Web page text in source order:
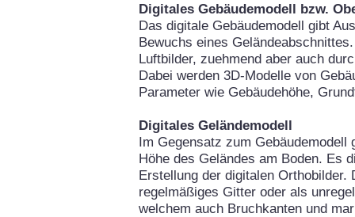
Digitales Gebäudemodell bzw.
Das digitale Gebäudemodell gibt
Bewuchs eines
Luftbilder, zuehmend aber auch
Dabei werden 3D-Modelle von
Parameter wie Gebäudehöhe,
Digitales Geländemodell
Im Gegensatz zum
Höhe des Geländes am Boden. Es
Erstellung der digitalen
regelmäßiges Gitter oder als
welchem auch Bruchkanten und